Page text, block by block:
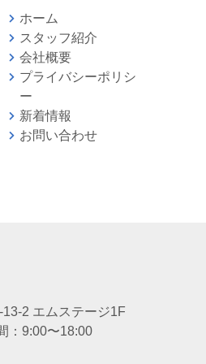
ホーム
スタッフ紹介
会社概要
プライバシーポリシ
ー
新着情報
お問い合わせ
2 エムステージ1F
：9:00〜18:00